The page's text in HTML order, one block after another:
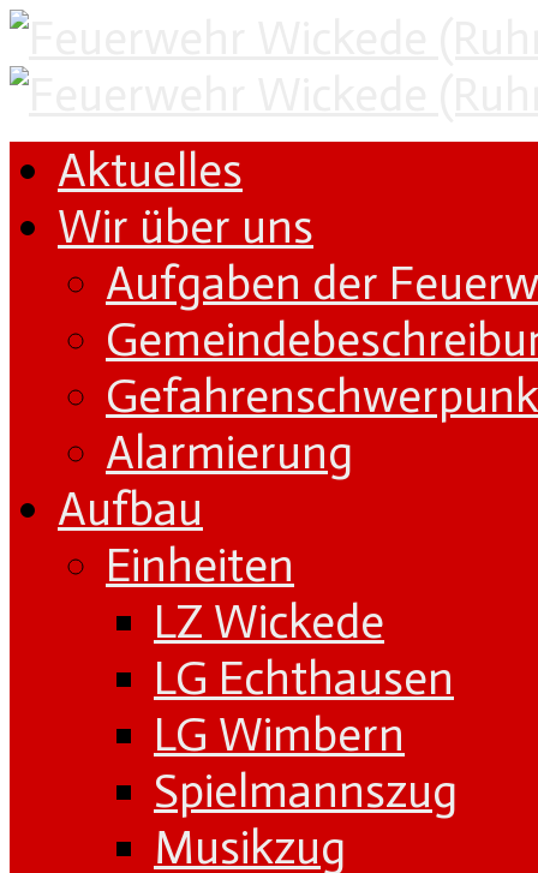
Aktuelles
Wir über uns
Aufgaben der
Alarmierung
Aufbau
Einheiten
LZ Wickede
LG Echthausen
LG Wimbern
Spielmannszug
Musikzug